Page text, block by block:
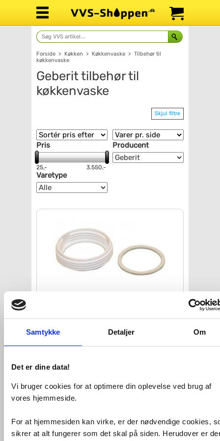
Samtykke Detaljer Om
Det er dine data!
Vi bruger cookies for at optimere din oplevelse ved brug af
vores hjemmeside.
For at hjemmesiden kan virke, er der nødvendige cookies,
sikrer at alt fungerer som det skal på siden. Herudover er
Forside > Køkken > Køkkenvaske > Tilbehør til
køkkenvaske
Geberit tilbehør til
køkkenvaske
Skjul filtre
Pris
25,- 3.550,-
Producent
Varetype
1/2"
VVS nr. 188969011
25,-
Kan du ikke finde VVS artiklen - søg i
feltet herunder.